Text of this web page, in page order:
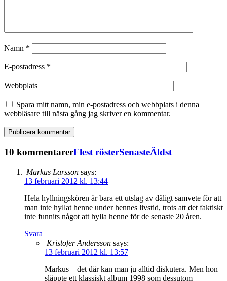
Namn *
E-postadress *
Webbplats
Spara mitt namn, min e-postadress och webbplats i denna
webbläsare till nästa gång jag skriver en kommentar.
10 kommentarerFlest rösterSenasteÄldst
Markus Larsson says:
13 februari 2012 kl. 13:44
Hela hyllningskören är bara ett utslag av dåligt samvete för att
man inte hyllat henne under hennes livstid, trots att det faktiskt
inte funnits något att hylla henne för de senaste 20 åren.
Svara
Kristofer Andersson says:
13 februari 2012 kl. 13:57
Markus – det där kan man ju alltid diskutera. Men hon
släppte ett klassiskt album 1998 som dessutom